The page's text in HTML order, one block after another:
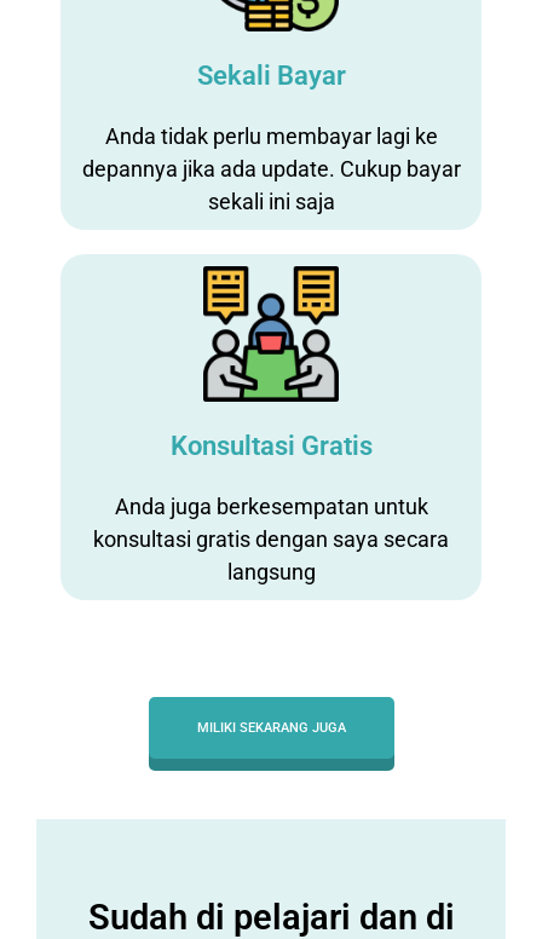
Sekali Bayar
Anda tidak perlu membayar lagi ke
depannya jika ada update. Cukup bayar
sekali ini saja
Konsultasi Gratis
Anda juga berkesempatan untuk
konsultasi gratis dengan saya secara
langsung
MILIKI SEKARANG JUGA
Sudah di pelajari dan di